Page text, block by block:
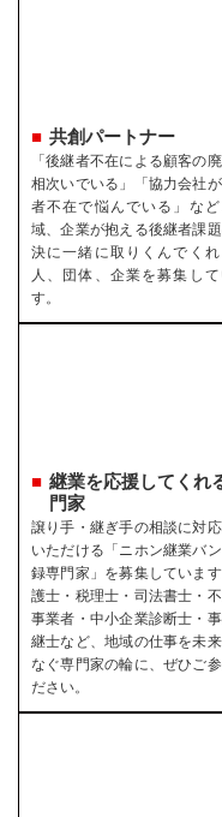
共創パートナー
「後継者不在による顧客の
相次いでいる」「協力会社
者不在で悩んでいる」な
域、企業が抱える後継者課
決に一緒に取りくんでくれ
人、団体、企業を募集して
す。
継業を応援してくれ
門家
譲り手・継ぎ手の相談に対
いただける「ニホン継業バ
録専門家」を募集していま
護士・税理士・司法書士・
事業者・中小企業診断士・
継士など、地域の仕事を未
なぐ専門家の輪に、ぜひご参
ださい。